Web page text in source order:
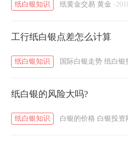
纸白银知识 纸黄金交易 黄金 ·
工行纸白银点差怎么计算
纸白银知识 国际白银走势 纸白银
纸白银的风险大吗?
纸白银知识 白银的价格 白银投资